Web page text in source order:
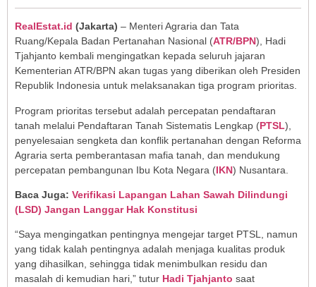
RealEstat.id (Jakarta) – Menteri Agraria dan Tata
Ruang/Kepala Badan Pertanahan Nasional (ATR/BPN), Hadi
Tjahjanto kembali mengingatkan kepada seluruh jajaran
Kementerian ATR/BPN akan tugas yang diberikan oleh Presiden
Republik Indonesia untuk melaksanakan tiga program prioritas.
Program prioritas tersebut adalah percepatan pendaftaran
tanah melalui Pendaftaran Tanah Sistematis Lengkap (PTSL),
penyelesaian sengketa dan konflik pertanahan dengan Reforma
Agraria serta pemberantasan mafia tanah, dan mendukung
percepatan pembangunan Ibu Kota Negara (IKN) Nusantara.
Baca Juga: Verifikasi Lapangan Lahan Sawah Dilindungi
(LSD) Jangan Langgar Hak Konstitusi
“Saya mengingatkan pentingnya mengejar target PTSL, namun
yang tidak kalah pentingnya adalah menjaga kualitas produk
yang dihasilkan, sehingga tidak menimbulkan residu dan
masalah di kemudian hari,” tutur Hadi Tjahjanto saat